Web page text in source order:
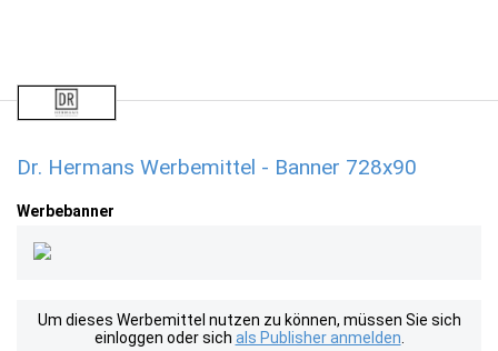
Dr. Hermans Werbemittel - Banner 728x90
Werbebanner
Um dieses Werbemittel nutzen zu können, müssen Sie sich
einloggen oder sich als Publisher anmelden